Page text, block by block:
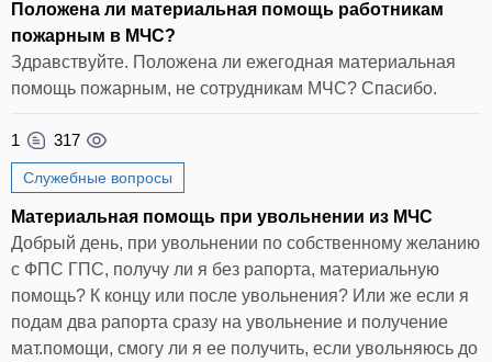
Положена ли материальная помощь работникам
пожарным в МЧС?
Здравствуйте. Положена ли ежегодная материальная
помощь пожарным, не сотрудникам МЧС? Спасибо.
1 317
Служебные вопросы
Материальная помощь при увольнении из МЧС
Добрый день, при увольнении по собственному желанию
с ФПС ГПС, получу ли я без рапорта, материальную
помощь? К концу или после увольнения? Или же если я
подам два рапорта сразу на увольнение и получение
мат.помощи, смогу ли я ее получить, если увольняюсь до